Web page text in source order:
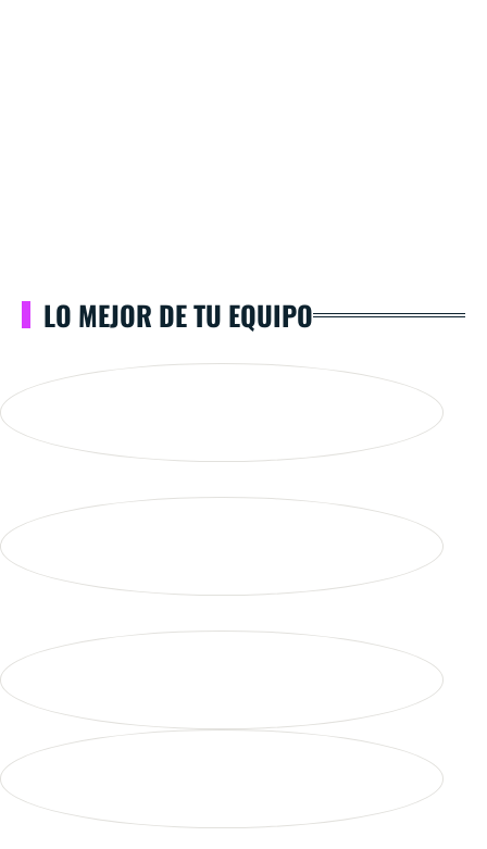
LO MEJOR DE TU EQUIPO